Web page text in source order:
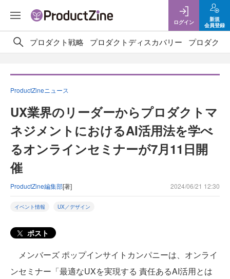
ログイン
新規
会員登録
プロダクト戦略 プロダクトディスカバリー プロダクト
ProductZineニュース
UX業界のリーダーからプロダクトマ
ネジメントにおけるAI活用法を学べ
るオンラインセミナーが7月11日開
催
ProductZine編集部[著] 2024/06/21 12:30
イベント情報 UX／デザイン
ポスト
メンバーズ ポップインサイトカンパニーは、オンライ
ンセミナー「最適なUXを実現する 責任あるAI活用とは